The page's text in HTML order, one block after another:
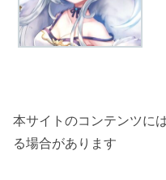
本サイトのコンテンツに
る場合があります